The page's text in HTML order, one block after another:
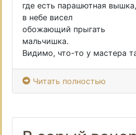
где есть парашютная вышка,
в небе висел
обожающий прыгать
мальчишка.
Видимо, что-то у мастера
Читать полностью